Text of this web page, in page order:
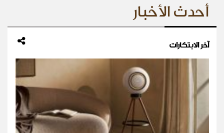
أحدث الأخبار
آخر الابتكارات